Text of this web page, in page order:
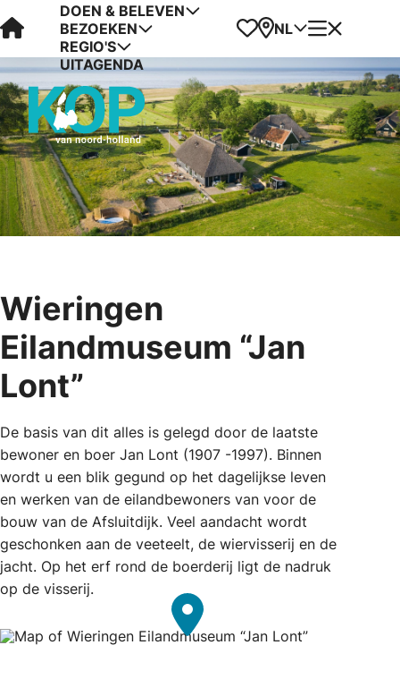
Visit Kop van Holland
DOEN & BELEVEN
BEZOEKEN
REGIO'S
UITAGENDA
Favorieten
Kaart
NL Menu
Wieringen
Eilandmuseum “Jan
Lont”
De basis van dit alles is gelegd door de laatste
bewoner en boer Jan Lont (1907 -1997). Binnen
wordt u een blik gegund op het dagelijkse leven
en werken van de eilandbewoners van voor de
bouw van de Afsluitdijk. Veel aandacht wordt
geschonken aan de veeteelt, de wiervisserij en de
jacht. Op het erf rond de boerderij ligt de nadruk
op de visserij.